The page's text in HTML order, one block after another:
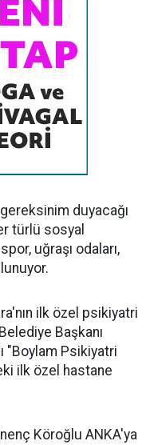
duyacağı
türlü sosyal
uğraşı odaları,
ilk özel psikiyatri
Başkanı
"Boylam Psikiyatri
ilk özel hastane
Köroğlu ANKA'ya